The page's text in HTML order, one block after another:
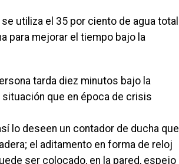
utiliza el 35 por ciento de agua total
para mejorar el tiempo bajo la
tarda diez minutos bajo la
que en época de crisis
lo deseen un contador de ducha que
el aditamento en forma de reloj
ser colocado, en la pared, espejo